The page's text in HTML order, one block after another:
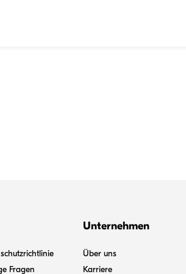
Fragen
Unternehmen
Über uns
Karriere